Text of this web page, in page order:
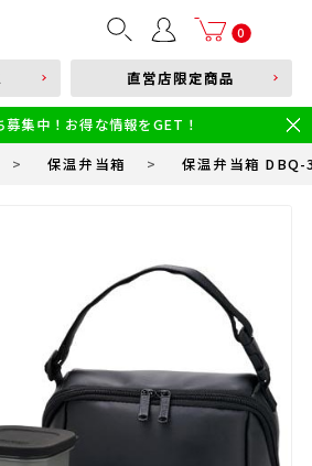
0
部品購入はこちら
ドを入力
新製品
幼児・園児向け水筒
筒
小学生 中・高学年向け水筒
直営店限定商品
募集中！お得な情報をGET！
> 保温弁当箱 > 保温弁当箱